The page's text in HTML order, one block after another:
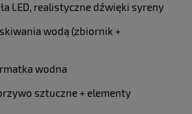
LED, realistyczne dźwięki syreny
wodą (zbiornik +
wodna
sztuczne + elementy